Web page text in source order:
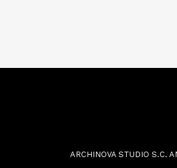
ARCHINOVA STUDIO S.C.